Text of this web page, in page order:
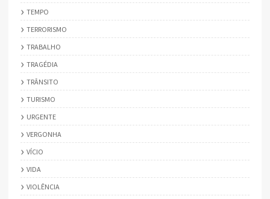
TEMPO
TERRORISMO
TRABALHO
TRAGÉDIA
TRÂNSITO
TURISMO
URGENTE
VERGONHA
VÍCIO
VIDA
VIOLÊNCIA